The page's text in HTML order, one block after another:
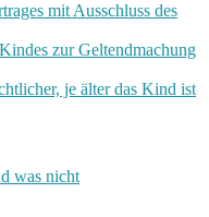
mit Ausschluss des
zur Geltendmachung
je älter das Kind ist
was nicht